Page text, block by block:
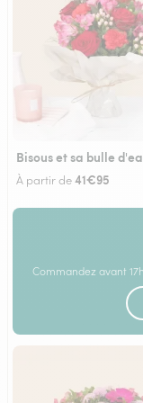
Bisous et sa bulle
À partir de41€95
Commandez avant